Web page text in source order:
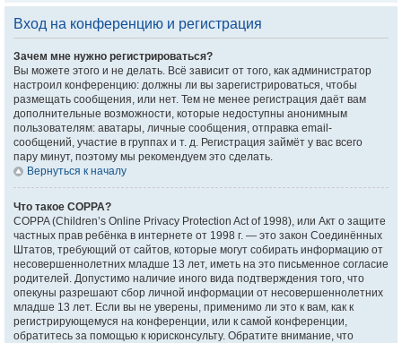
Вход на конференцию и регистрация
Зачем мне нужно регистрироваться?
Вы можете этого и не делать. Всё зависит от того, как администратор
настроил конференцию: должны ли вы зарегистрироваться, чтобы
размещать сообщения, или нет. Тем не менее регистрация даёт вам
дополнительные возможности, которые недоступны анонимным
пользователям: аватары, личные сообщения, отправка email-
сообщений, участие в группах и т. д. Регистрация займёт у вас всего
пару минут, поэтому мы рекомендуем это сделать.
Вернуться к началу
Что такое COPPA?
COPPA (Children’s Online Privacy Protection Act of 1998), или Акт о защите
частных прав ребёнка в интернете от 1998 г. — это закон Соединённых
Штатов, требующий от сайтов, которые могут собирать информацию от
несовершеннолетних младше 13 лет, иметь на это письменное согласие
родителей. Допустимо наличие иного вида подтверждения того, что
опекуны разрешают сбор личной информации от несовершеннолетних
младше 13 лет. Если вы не уверены, применимо ли это к вам, как к
регистрирующемуся на конференции, или к самой конференции,
обратитесь за помощью к юрисконсульту. Обратите внимание, что